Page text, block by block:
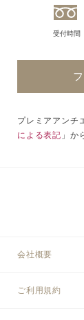
受付時間
プレミアアンチ
による表記 」か
会社概要
ご利用規約